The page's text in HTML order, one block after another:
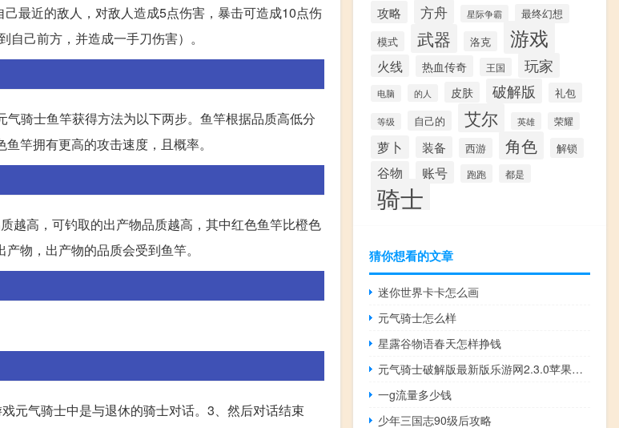
最近的敌人，对敌人造成5点伤害，暴击可造成10点伤
己前方，并造成一手刀伤害）。
骑士鱼竿获得方法为以下两步。鱼竿根据品质高低分
竿拥有更高的攻击速度，且概率。
越高，可钓取的出产物品质越高，其中红色鱼竿比橙色
物，出产物的品质会受到鱼竿。
元气骑士中是与退休的骑士对话。3、然后对话结束
攻略 方舟 星际争霸 最终幻想
模式 武器 洛克 游戏
火线 热血传奇 王国 玩家
电脑 的人 皮肤 破解版 礼包
等级 自己的 艾尔 英雄 荣耀
萝卜 装备 西游 角色 解锁
谷物 账号 跑跑 都是
骑士
猜你想看的文章
迷你世界卡卡怎么画
元气骑士怎么样
星露谷物语春天怎样挣钱
元气骑士破解版最新版乐游网2.3.0苹果手机
一g流量多少钱
少年三国志90级后攻略